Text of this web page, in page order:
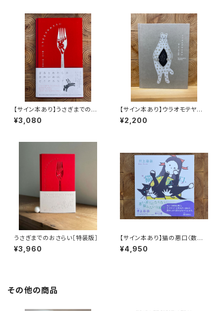
【サイン本あり】うさぎまでのお
さらい［通常版］
¥3,080
【サイン本あり】ウラオモテヤマ
ネコ
¥2,200
うさぎまでのおさらい［特装版］
¥3,960
【サイン本あり】猫の悪口〈数量
限定・オリジナルトート付き〉
¥4,950
その他の商品